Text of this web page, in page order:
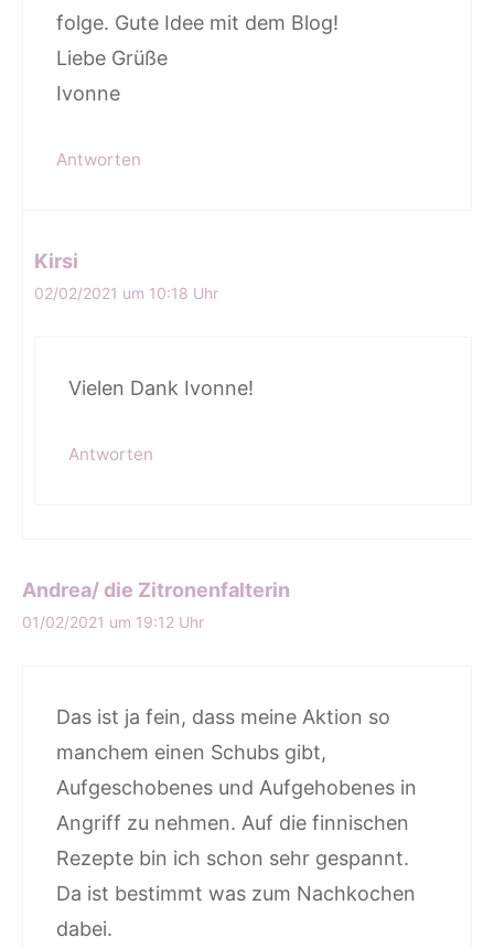
folge. Gute Idee mit dem Blog!
Liebe Grüße
Ivonne
Antworten
Kirsi
02/02/2021 um 10:18 Uhr
Vielen Dank Ivonne!
Antworten
Andrea/ die Zitronenfalterin
01/02/2021 um 19:12 Uhr
Das ist ja fein, dass meine Aktion so
manchem einen Schubs gibt,
Aufgeschobenes und Aufgehobenes in
Angriff zu nehmen. Auf die finnischen
Rezepte bin ich schon sehr gespannt.
Da ist bestimmt was zum Nachkochen
dabei.